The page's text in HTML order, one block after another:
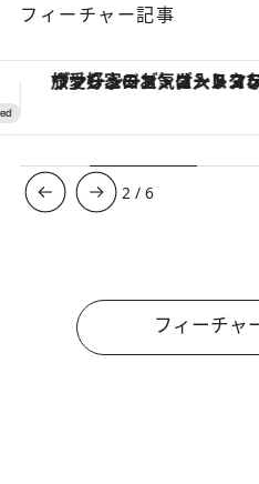
フィーチャー記事
3 /6
フィーチャ